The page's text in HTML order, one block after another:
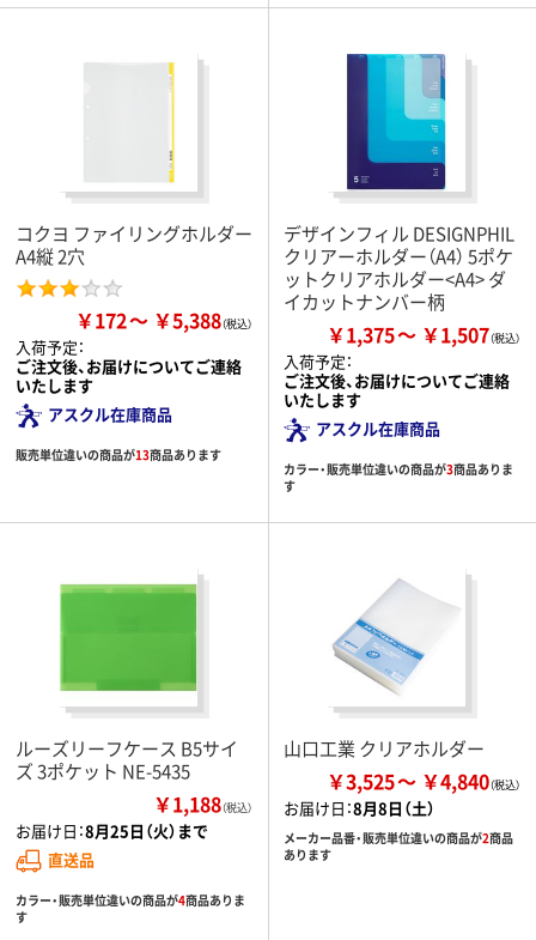
コクヨ ファイリングホルダー
A4縦 2穴
￥172 ￥5,388
入荷予定：
ご注文後、お届けについてご連絡
いたします
アスクル在庫商品
販売単位違いの商品が13商品あります
デザインフィル DESIGNPHIL
クリアーホルダー（A4） 5ポケ
ットクリアホルダー<A4> ダ
イカットナンバー柄
￥1,375 ￥1,507
入荷予定：
ご注文後、お届けについてご連絡
いたします
アスクル在庫商品
カラー・販売単位違いの商品が3商品ありま
す
ルーズリーフケース B5サイ
ズ 3ポケット NE-5435
￥1,188（税込）
お届け日：8月25日（火）まで
直送品
カラー・販売単位違いの商品が4商品ありま
す
山口工業 クリアホルダー
￥3,525 ￥4,840
お届け日：8月8日（土）
メーカー品番・販売単位違いの商品が2商品
あります